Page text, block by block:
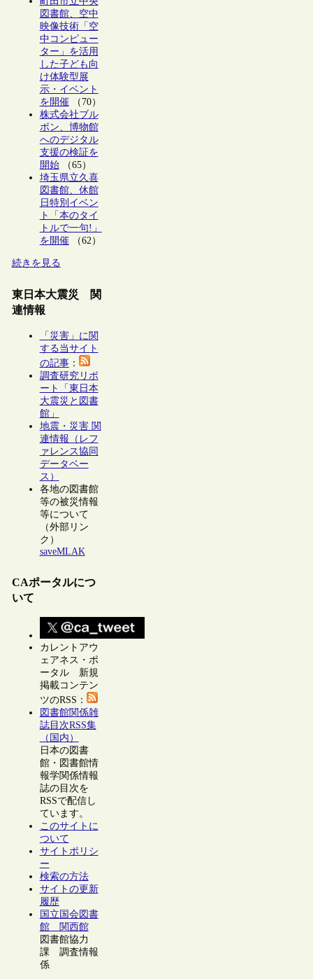
図書館、空中
映像技術「空
中コンピュー
ター」を活用
した子ども向
け体験型展
示・イベント
を開催（70）
株式会社ブル
ボン、博物館
へのデジタル
支援の検証を
開始（65）
埼玉県立久喜
図書館、休館
日特別イベン
ト「本のタイ
トルで一句!」
を開催（62）
続きを見る
東日本大震災 関
連情報
「災害」に関
する当サイト
の記事：
調査研究リポ
ート「東日本
大震災と図書
館」
地震・災害 関
連情報（レフ
ァレンス協同
データベー
ス）
各地の図書館
等の被災情報
等について
（外部リン
ク）
saveMLAK
CAポータルにつ
いて
カレントアウ
ェアネス・ポ
ータル 新規
掲載コンテン
ツのRSS：
図書館関係雑
誌目次RSS集
（国内）
日本の図書
館・図書館情
報学関係情報
誌の目次を
RSSで配信し
ています。
このサイトに
ついて
サイトポリシ
ー
検索の方法
サイトの更新
履歴
国立国会図書
館 関西館
図書館協力
課 調査情報
係